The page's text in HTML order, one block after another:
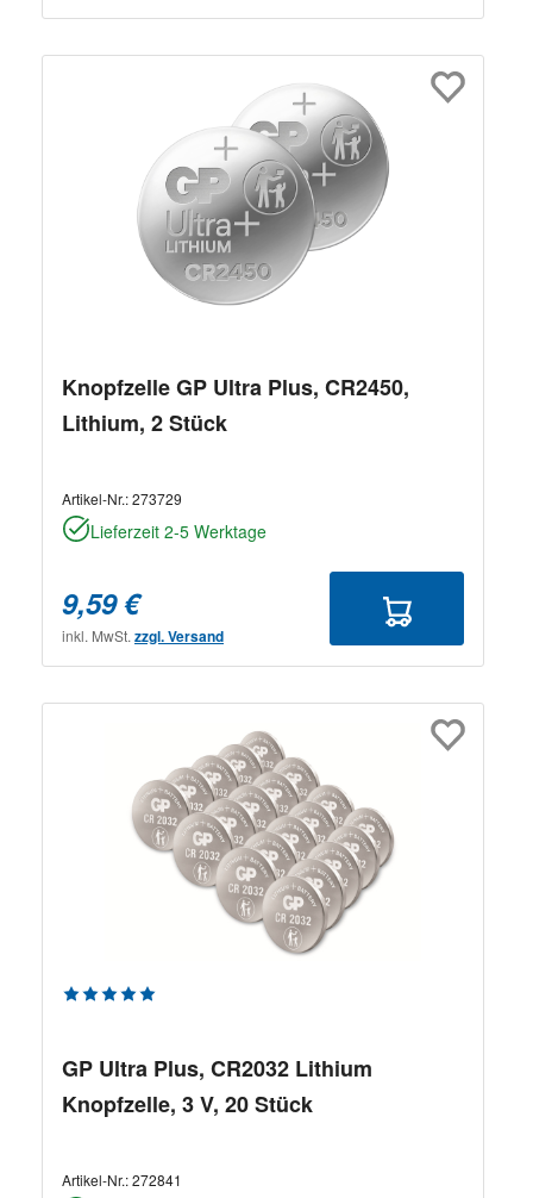
Knopfzelle GP Ultra Plus, CR2450,
Lithium, 2 Stück
Artikel-Nr.:273729
Lieferzeit 2-5 Werktage
9,59 €
inkl. MwSt. zzgl. Versand
Durchschnittliche Bewertung von 5 von 5 Sternen
GP Ultra Plus, CR2032 Lithium
Knopfzelle, 3 V, 20 Stück
Artikel-Nr.:272841